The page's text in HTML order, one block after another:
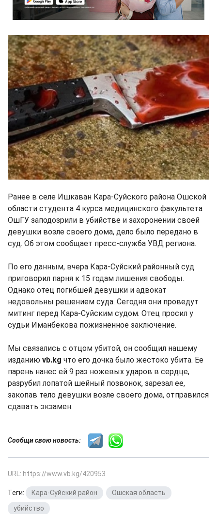
Ранее в селе Ишкаван Кара-Суйского района Ошской
области студента 4 курса медицинского факультета
ОшГУ заподозрили в убийстве и захоронении своей
девушки возле своего дома, дело было передано в
суд. Об этом сообщает пресс-служба УВД региона.
По его данным, вчера Кара-Суйский районный суд
приговорил парня к 15 годам лишения свободы.
Однако отец погибшей девушки и адвокат
недовольны решением суда. Сегодня они проведут
митинг перед Кара-Суйским судом. Отец просил у
судьи Иманбекова пожизненное заключение.
Мы связались с отцом убитой, он сообщил нашему
изданию vb.kg что его дочка было жестоко убита. Ее
парень нанес ей 9 раз ножевых ударов в сердце,
разрубил лопатой шейный позвонок, зарезал ее,
закопав тело девушки возле своего дома, отправился
сдавать экзамен.
Сообщи свою новость:
URL: https://www.vb.kg/420953
Теги: Кара-Суйский район Ошская область
убийство